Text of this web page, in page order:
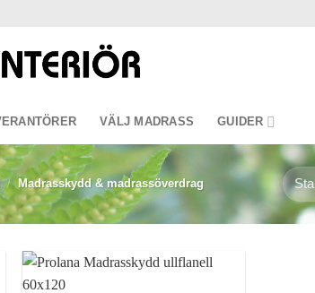
VÄLJ MADRASS GUIDER
/ Madrasskydd & madrassöverdrag